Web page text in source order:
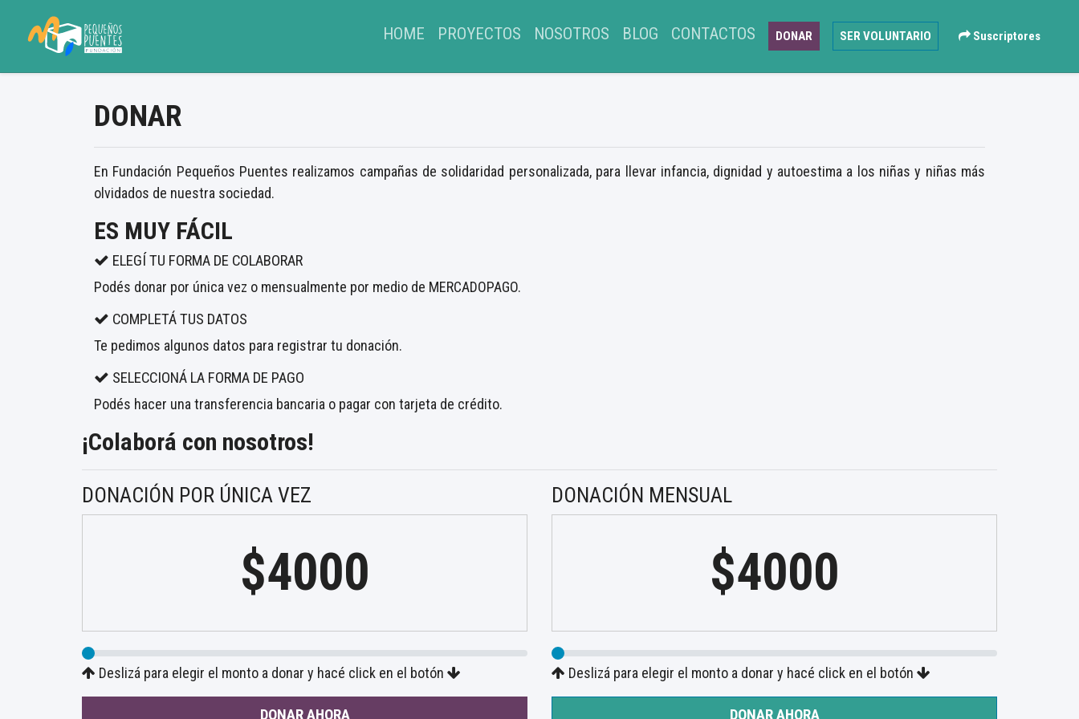
HOME (CURRENT)
PROYECTOS NOSOTROS BLOG CONTACTOS DONAR SER VOLUNTARIO Suscriptores
DONAR
En Fundación Pequeños Puentes realizamos campañas de solidaridad personalizada, para llevar infancia, dignidad y autoestima a los niñas y niñas más
olvidados de nuestra sociedad.
ES MUY FÁCIL
ELEGÍ TU FORMA DE COLABORAR
Podés donar por única vez o mensualmente por medio de MERCADOPAGO.
COMPLETÁ TUS DATOS
Te pedimos algunos datos para registrar tu donación.
SELECCIONÁ LA FORMA DE PAGO
Podés hacer una transferencia bancaria o pagar con tarjeta de crédito.
¡Colaborá con nosotros!
DONACIÓN POR ÚNICA VEZ
$4000
Deslizá para elegir el monto a donar y hacé click en el botón
DONAR AHORA
DONACIÓN MENSUAL
$4000
Deslizá para elegir el monto a donar y hacé click en el botón
DONAR AHORA